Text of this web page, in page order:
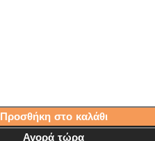
Προσθήκη στο καλάθι
Αγορά τώρα